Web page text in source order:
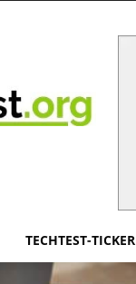
TECHTEST-TICKER